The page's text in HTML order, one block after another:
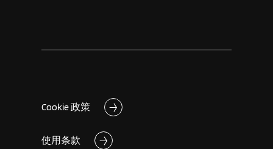
Cookie 政策
使用条款